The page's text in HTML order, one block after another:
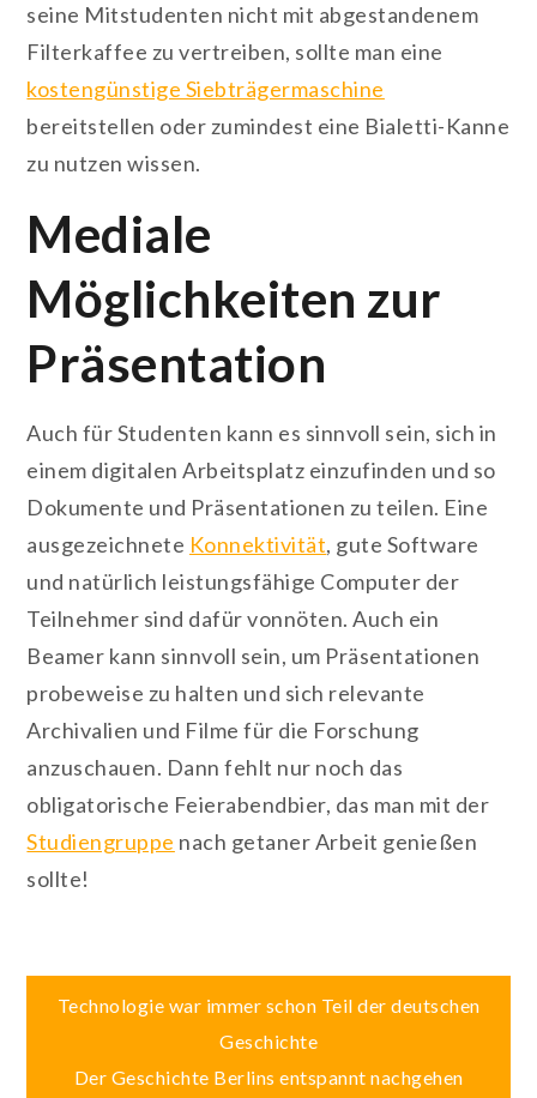
seine Mitstudenten nicht mit abgestandenem
Filterkaffee zu vertreiben, sollte man eine
kostengünstige Siebträgermaschine
bereitstellen oder zumindest eine Bialetti-Kanne
zu nutzen wissen.
Mediale
Möglichkeiten zur
Präsentation
Auch für Studenten kann es sinnvoll sein, sich in
einem digitalen Arbeitsplatz einzufinden und so
Dokumente und Präsentationen zu teilen. Eine
ausgezeichnete Konnektivität, gute Software
und natürlich leistungsfähige Computer der
Teilnehmer sind dafür vonnöten. Auch ein
Beamer kann sinnvoll sein, um Präsentationen
probeweise zu halten und sich relevante
Archivalien und Filme für die Forschung
anzuschauen. Dann fehlt nur noch das
obligatorische Feierabendbier, das man mit der
Studiengruppe nach getaner Arbeit genießen
sollte!
Beitragsnavigation
Technologie war immer schon Teil der deutschen
Geschichte
Der Geschichte Berlins entspannt nachgehen